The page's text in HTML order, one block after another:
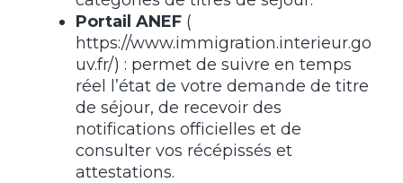
Portail ANEF (
https://www.immigration.interieur.go
uv.fr/) : permet de suivre en temps
réel l’état de votre demande de titre
de séjour, de recevoir des
notifications officielles et de
consulter vos récépissés et
attestations.